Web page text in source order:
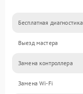
Бесплатная диагностика
Выезд мастера
Замена контроллера
Замена Wi-Fi